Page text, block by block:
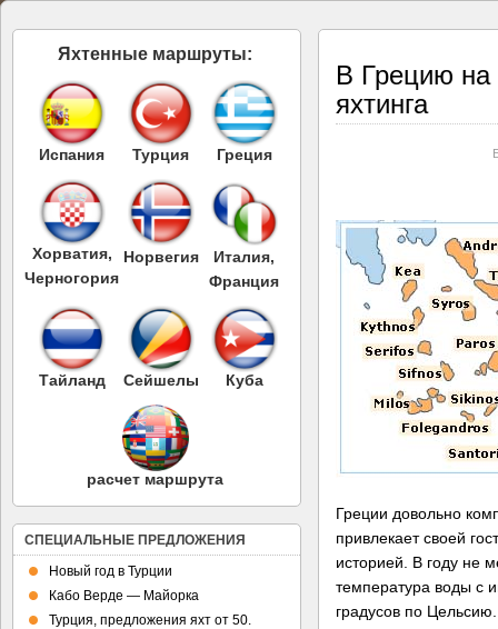
В Грецию на
яхтинга
Греции довольно
привлекает своей
историей. В году не
температура воды с
градусов по Цельсию.
Яхтенные маршруты:
Испания Турция Греция
Хорватия,
Черногория
Норвегия
Италия,
Франция
Тайланд Сейшелы Куба
расчет маршрута
СПЕЦИАЛЬНЫЕ ПРЕДЛОЖЕНИЯ
Новый год в Турции
Кабо Верде — Майорка
Турция, предложения яхт от 50.